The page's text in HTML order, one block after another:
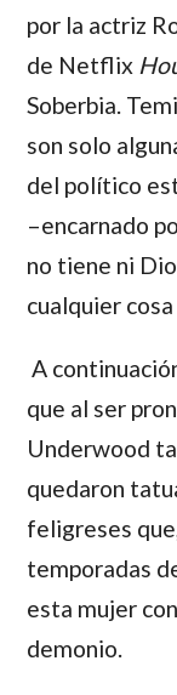
por la actriz
de Netflix
Soberbia.
son solo
del político
–encarnado
no tiene ni
cualquier
A
que al ser
Underwood
quedaron
feligreses
temporadas
esta mujer
demonio.